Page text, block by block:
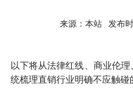
来源：本站 发布
以下将从法律红线、商业伦
统梳理直销行业明确不应触碰